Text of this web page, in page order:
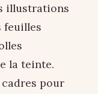
illustrations
feuilles
la teinte.
pour